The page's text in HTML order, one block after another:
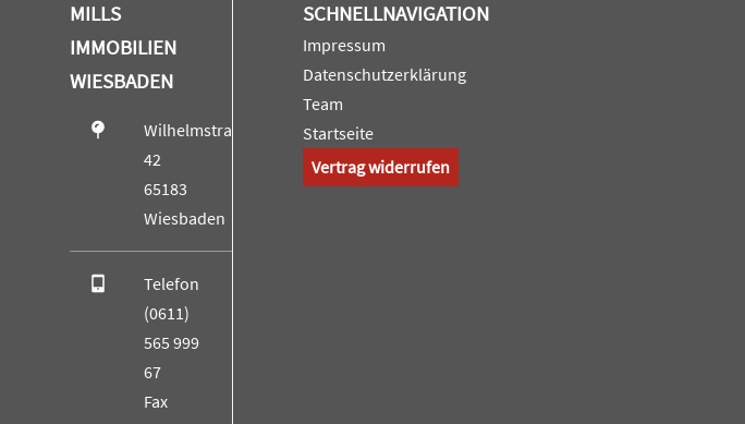
MILLS
IMMOBILIEN
WIESBADEN
Wilhelmstraße
42
65183
Wiesbaden
Telefon
(0611)
565 999
67
Fax
SCHNELLNAVIGATION
Impressum
Datenschutzerklärung
Team
Startseite
Vertrag widerrufen